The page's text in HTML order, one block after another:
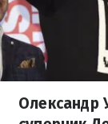
Олександр